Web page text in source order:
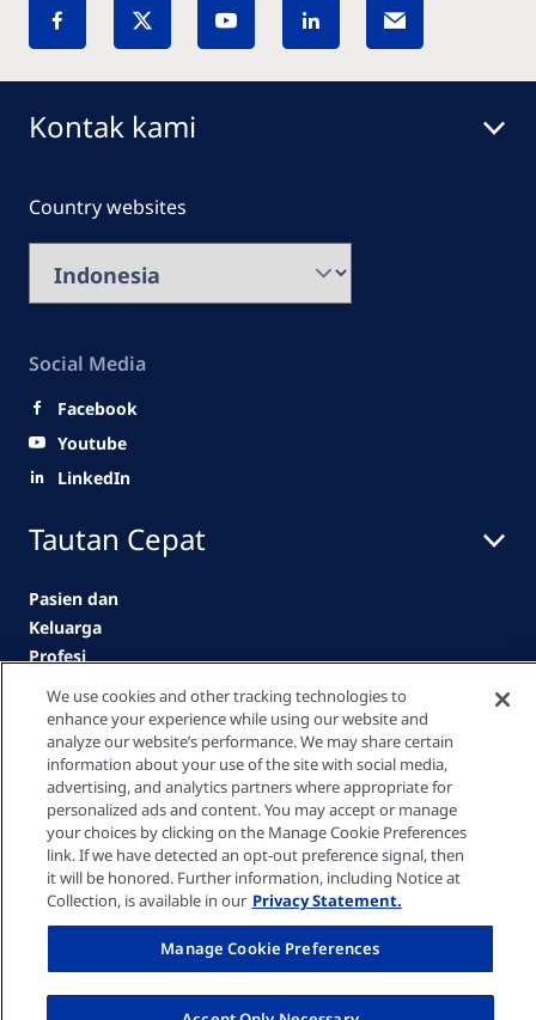
Tautan Cepat
Pasien dan
Keluarga
Profesi
Kesehatan
Klinik
Karir
Kontak kami
Kontak kami
Country websites
Social Media
Facebook
Youtube
LinkedIn
Privacy policy
Cookie Settings
Terms of Use
We use cookies and other tracking technologies to
enhance your experience while using our website and
analyze our website’s performance. We may share certain
information about your use of the site with social media,
advertising, and analytics partners where appropriate for
personalized ads and content. You may accept or manage
your choices by clicking on the Manage Cookie Preferences
link. If we have detected an opt-out preference signal, then
it will be honored. Further information, including Notice at
Collection, is available in our Privacy Statement.
Manage Cookie Preferences